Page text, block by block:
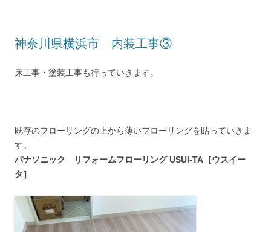
神奈川県横浜市 内装工事③
床工事・塗装工事も行っていきます。
既存のフローリングの上から薄いフローリングを貼っていきま
す。
パナソニック リフォームフローリング USUI-TA［ウスイー
タ］